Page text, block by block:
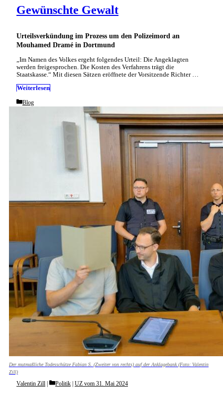
Urteilsverkündung im Prozess um den Polizeimord an
Mouhamed Dramé in Dortmund
Gewünschte Gewalt
„Im Namen des Volkes ergeht folgendes Urteil: Die Angeklagten
werden freigesprochen. Die Kosten des Verfahrens trägt die
Staatskasse.“ Mit diesen Sätzen eröffnete der Vorsitzende Richter …
Weiterlesen
Categories
Blog
Der mutmaßliche Todesschütze Fabian S. (Zweiter von rechts) auf der Anklagebank (Foto: Valentin
Zill)
Valentin Zill Categories
Politik UZ vom 31. Mai 2024